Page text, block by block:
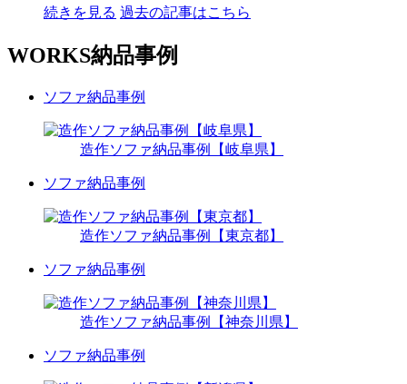
続きを見る 過去の記事はこちら
WORKS納品事例
ソファ納品事例
造作ソファ納品事例【岐阜県】
ソファ納品事例
造作ソファ納品事例【東京都】
ソファ納品事例
造作ソファ納品事例【神奈川県】
ソファ納品事例